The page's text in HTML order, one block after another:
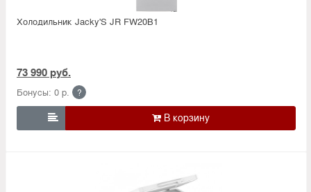
Холодильник Jacky'S JR FW20B1
73 990 руб.
Бонусы: 0 р. ?
